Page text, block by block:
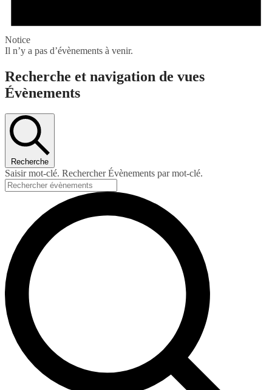
Notice
Il n’y a pas d’évènements à venir.
Recherche et navigation de vues
Évènements
Recherche
Saisir mot-clé. Rechercher Évènements par mot-clé.